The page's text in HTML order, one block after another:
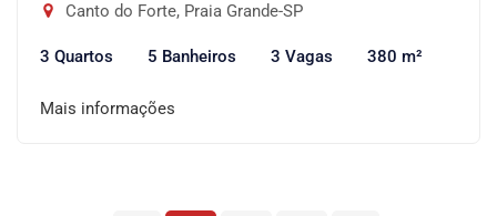
Canto do Forte, Praia Grande-SP
3 Quartos 5 Banheiros 3 Vagas 380 m²
Mais informações